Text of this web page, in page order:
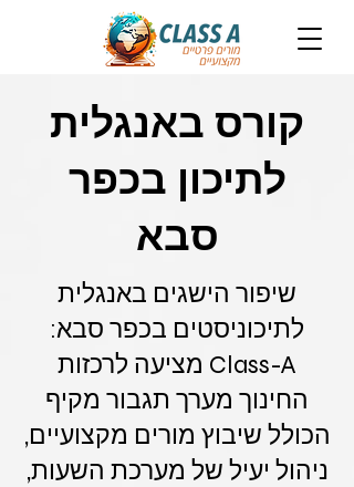
קורס באנגלית
לתיכון בכפר
סבא
שיפור הישגים באנגלית
לתיכוניסטים בכפר סבא:
Class-A מציעה לרכזות
החינוך מערך תגבור מקיף
הכולל שיבוץ מורים מקצועיים,
ניהול יעיל של מערכת השעות,